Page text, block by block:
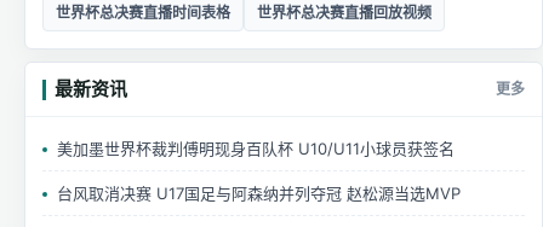
世界杯总决赛直播时间表格
世界杯总决赛直播回放视频
最新资讯 更多
美加墨世界杯裁判傅明现身百队杯 U10/U11小球员获签名
台风取消决赛 U17国足与阿森纳并列夺冠 赵松源当选MVP